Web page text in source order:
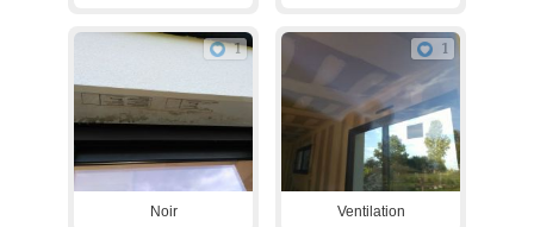
1
Noir
1
Ventilation